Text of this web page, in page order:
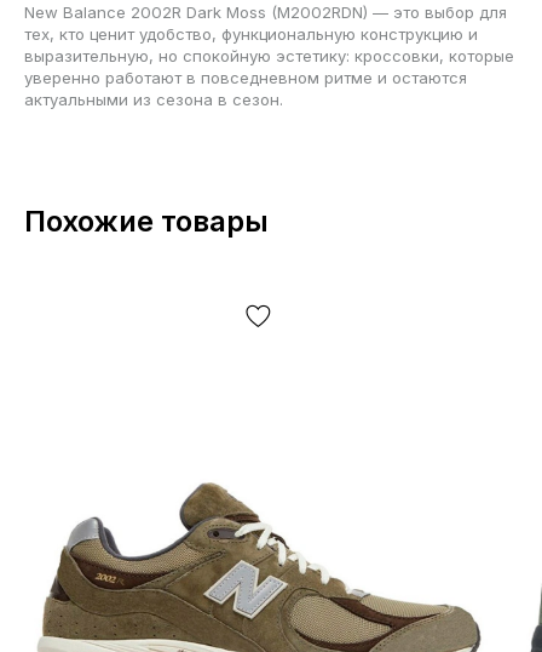
New Balance 2002R Dark Moss (M2002RDN) — это выбор для
тех, кто ценит удобство, функциональную конструкцию и
выразительную, но спокойную эстетику: кроссовки, которые
уверенно работают в повседневном ритме и остаются
актуальными из сезона в сезон.
Похожие товары